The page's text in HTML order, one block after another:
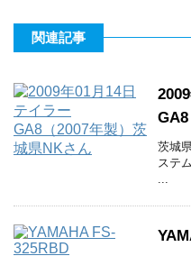
関連記事
茨城
ステ